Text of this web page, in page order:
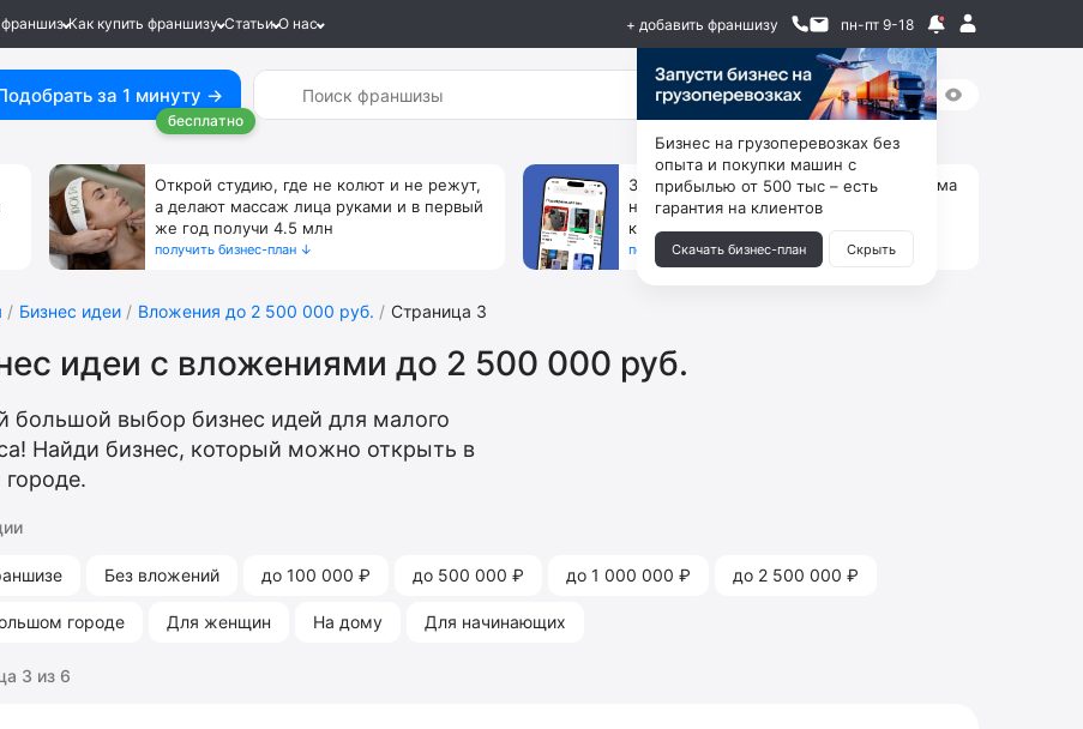
Как купить франшизу Статьи О нас + добавить франшизу пн-пт 9-18
за 1 минуту →
бесплатно
Открой студию, где не колют и не режут,
а делают массаж лица руками и в первый
же год получи 4.5 млн
получить бизнес-план ↓
За 90 тыс. открой магазин на Авито, дома
ни коробок, ни товара, ни склада, зато
каждый месяц +125 тыс. чистыми
получить бизнес-план ↓
Бизнес идеи Вложения до 2 500 000 руб. Страница 3
идеи с вложениями до 2 500 000 руб.
большой выбор бизнес идей для малого
Найди бизнес, который можно открыть в
Без вложений до 100 000 ₽ до 500 000 ₽ до 1 000 000 ₽ до 2 500 000 ₽
городе Для женщин На дому Для начинающих
3 из 6
Бизнес на грузоперевозках без
опыта и покупки машин с
прибылью от 500 тыс – есть
гарантия на клиентов
Скачать бизнес-план Скрыть